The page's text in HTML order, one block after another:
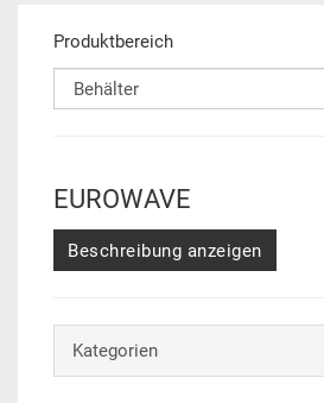
Hauptinhalt
Produktbereich
EUROWAVE
Beschreibung anzeigen
Kategorien